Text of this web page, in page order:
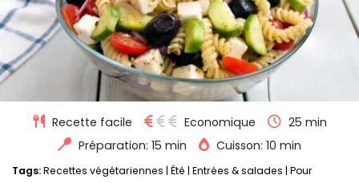
Recette facile Economique
25 min
Préparation: 15 min
Cuisson: 10 min
Tags:Recettes végétariennes Été Entrées & salades Pour